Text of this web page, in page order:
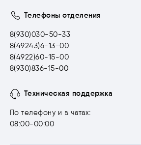
Телефоны отделения
8(930)030-50-33
8(49243)6-13-00
8(4922)60-15-00
8(930)836-15-00
Техническая поддержка
По телефону и в чатах:
08:00-00:00